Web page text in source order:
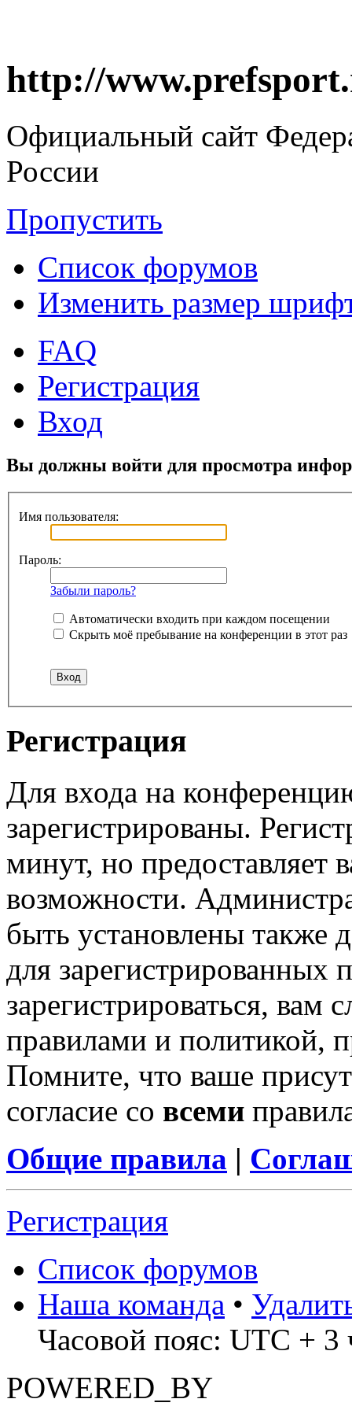
http://
Официальный сайт
России
Пропустить
Список форумов
Изменить размер
FAQ
Регистрация
Вход
Вы должны войти для просмотра
Имя пользователя:
Пароль:
Забыли пароль?
Автоматически входить при каждом посещении
Скрыть моё пребывание на конференции в этот раз
Регистрация
Для входа на
зарегистрированы.
минут, но предоставляет
возможности.
быть установлены также
для зарегистрированных
зарегистрироваться, вам
правилами и политикой,
Помните, что ваше
согласие со всеми
Общие правила |
Регистрация
Список форумов
Наша команда •
Часовой пояс: UTC + 3
POWERED_BY